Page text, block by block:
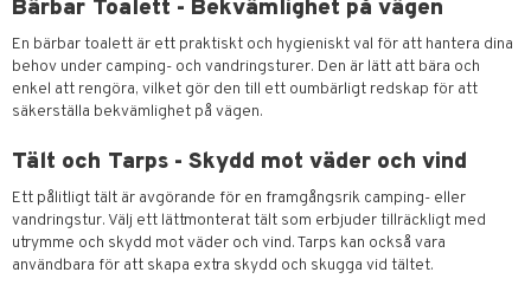
Bärbar Toalett - Bekvämlighet på vägen
En bärbar toalett är ett praktiskt och hygieniskt val för att hantera dina
behov under camping- och vandringsturer. Den är lätt att bära och
enkel att rengöra, vilket gör den till ett oumbärligt redskap för att
säkerställa bekvämlighet på vägen.
Tält och Tarps - Skydd mot väder och vind
Ett pålitligt tält är avgörande för en framgångsrik camping- eller
vandringstur. Välj ett lättmonterat tält som erbjuder tillräckligt med
utrymme och skydd mot väder och vind. Tarps kan också vara
användbara för att skapa extra skydd och skugga vid tältet.